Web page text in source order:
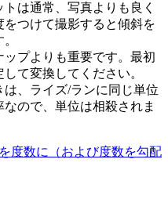
は通常、写真よりも良く
つけて撮影すると傾斜を
プよりも重要です。最初
て変換してください。
、ライズ/ランに同じ単位
ので、単位は相殺されま
度数に（および度数を勾配